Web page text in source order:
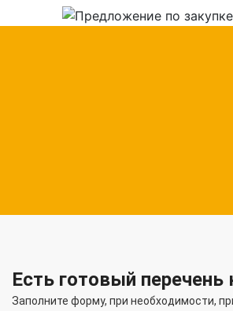
Есть готовый перечень
Заполните форму, при необходимости,